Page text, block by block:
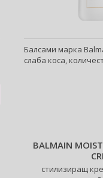
Балсами марка
слаба коса,
BALMAIN
стилизиращ